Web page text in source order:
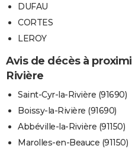
DUFAU
CORTES
LEROY
Avis de décès à
Rivière
Saint-Cyr-la-Rivière (91690)
Boissy-la-Rivière (91690)
Abbéville-la-Rivière (91150)
Marolles-en-Beauce (91150)